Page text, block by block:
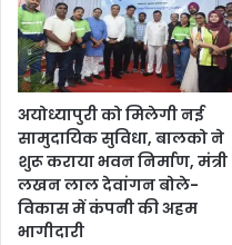
अयोध्यापुरी को मिलेगी नई
सामुदायिक सुविधा, बालको ने
शुरू कराया भवन निर्माण, मंत्री
लखन लाल देवांगन बोले-
विकास में कंपनी की अहम
भागीदारी